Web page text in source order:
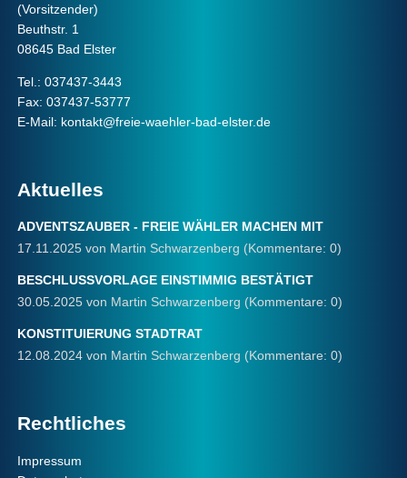
(Vorsitzender)
Beuthstr. 1
08645 Bad Elster
Tel.: 037437-3443
Fax: 037437-53777
E-Mail: kontakt@freie-waehler-bad-elster.de
Aktuelles
ADVENTSZAUBER - FREIE WÄHLER MACHEN MIT
17.11.2025 von Martin Schwarzenberg (Kommentare: 0)
BESCHLUSSVORLAGE EINSTIMMIG BESTÄTIGT
30.05.2025 von Martin Schwarzenberg (Kommentare: 0)
KONSTITUIERUNG STADTRAT
12.08.2024 von Martin Schwarzenberg (Kommentare: 0)
Rechtliches
Navigation
Impressum